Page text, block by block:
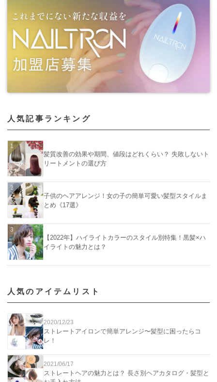
人気記事ランキング
髪質改善の効果や期間、値段はどれくらい？ 失敗しないト
リートメントの選び方
子供のヘアアレンジ！女の子の簡単可愛い髪型スタイルま
とめ《17選》
【2022年】ハイライトカラーのスタイル別特集！黒髪×ハ
イライトの魅力とは？
人気のアイテムリスト
2020/12/23
ストレートアイロンで簡単アレンジ〜髪型に困ったらコ
レ！
2021/06/17
ストレートヘアの魅力とは？ 長さ別ヘアカタログ・髪型と